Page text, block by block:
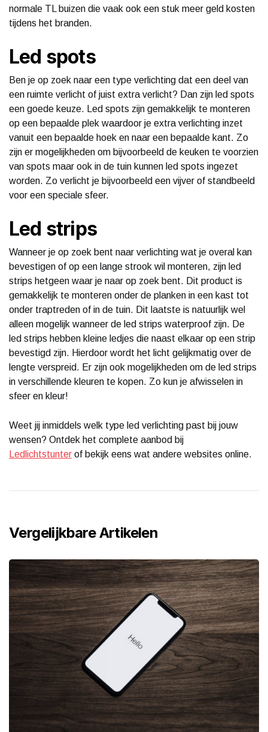
normale TL buizen die vaak ook een stuk meer geld kosten
tijdens het branden.
Led spots
Ben je op zoek naar een type verlichting dat een deel van
een ruimte verlicht of juist extra verlicht? Dan zijn led spots
een goede keuze. Led spots zijn gemakkelijk te monteren
op een bepaalde plek waardoor je extra verlichting inzet
vanuit een bepaalde hoek en naar een bepaalde kant. Zo
zijn er mogelijkheden om bijvoorbeeld de keuken te voorzien
van spots maar ook in de tuin kunnen led spots ingezet
worden. Zo verlicht je bijvoorbeeld een vijver of standbeeld
voor een speciale sfeer.
Led strips
Wanneer je op zoek bent naar verlichting wat je overal kan
bevestigen of op een lange strook wil monteren, zijn led
strips hetgeen waar je naar op zoek bent. Dit product is
gemakkelijk te monteren onder de planken in een kast tot
onder traptreden of in de tuin. Dit laatste is natuurlijk wel
alleen mogelijk wanneer de led strips waterproof zijn. De
led strips hebben kleine ledjes die naast elkaar op een strip
bevestigd zijn. Hierdoor wordt het licht gelijkmatig over de
lengte verspreid. Er zijn ook mogelijkheden om de led strips
in verschillende kleuren te kopen. Zo kun je afwisselen in
sfeer en kleur!
Weet jij inmiddels welk type led verlichting past bij jouw
wensen? Ontdek het complete aanbod bij
Ledlichtstunter of bekijk eens wat andere websites online.
Vergelijkbare Artikelen